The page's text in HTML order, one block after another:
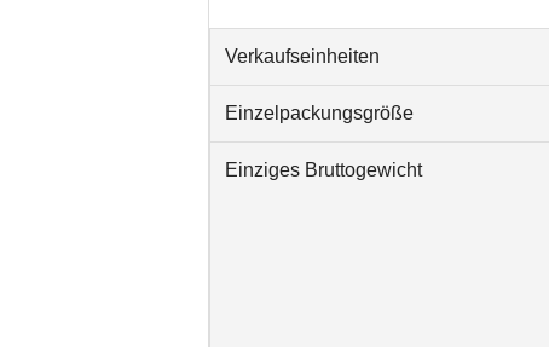
Verkaufseinheiten
Einzelpackungsgröße
Einziges Bruttogewicht